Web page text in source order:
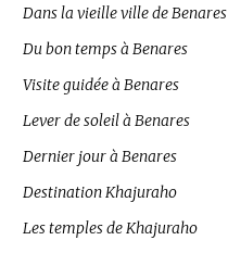
Dans la vieille ville de Benares
Du bon temps à Benares
Visite guidée à Benares
Lever de soleil à Benares
Dernier jour à Benares
Destination Khajuraho
Les temples de Khajuraho